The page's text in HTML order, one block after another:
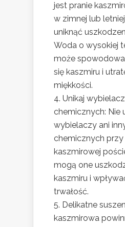
jest pranie
w zimnej lub
uniknąć
Woda o wysokiej
może
się kaszmiru i
miękkości.
Unikaj
chemicznych: Nie
wybielaczy ani
chemicznych przy
kaszmirowej
mogą one
kaszmiru i
trwałość.
Delikatne
kaszmirowa